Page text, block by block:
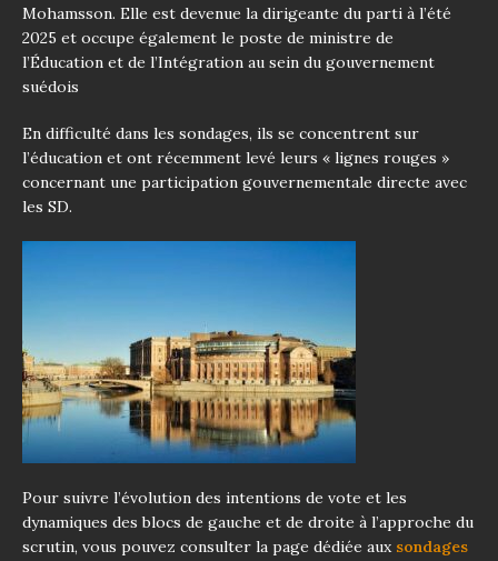
Mohamsson. Elle est devenue la dirigeante du parti à l’été
2025 et occupe également le poste de ministre de
l’Éducation et de l’Intégration au sein du gouvernement
suédois
En difficulté dans les sondages, ils se concentrent sur
l’éducation et ont récemment levé leurs « lignes rouges »
concernant une participation gouvernementale directe avec
les SD.
Pour suivre l’évolution des intentions de vote et les
dynamiques des blocs de gauche et de droite à l’approche du
scrutin, vous pouvez consulter la page dédiée aux sondages